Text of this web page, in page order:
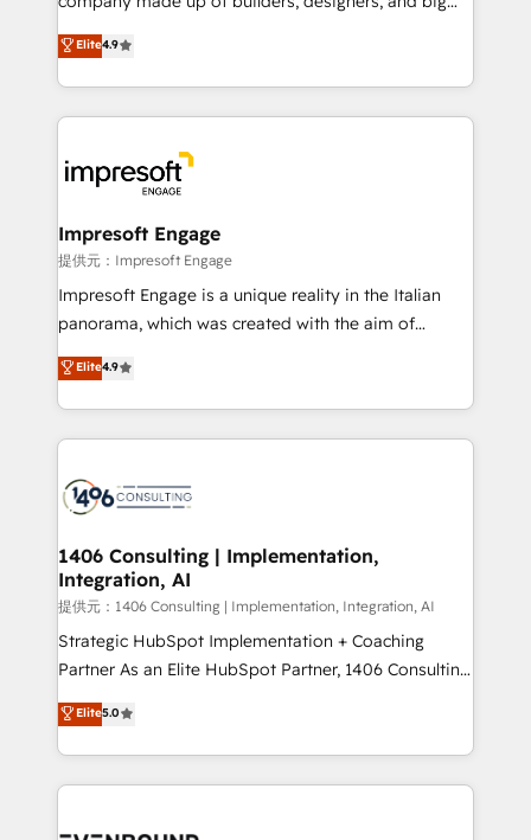
Platform Migration Excellence. • Top 3 Partner of the
Year LATAM 2022, 2023, 2024, 2025. • Partner of the
business with HubSpot? Let Cebra’s experts help
you grow faster, smarter, and with impact.
thinkers. We blend strategy, design, and
development—always fueled by curiosity—to turn
ideas, opportunities, and challenges into meaningful
experiences. To us, technology is more than just
and—most importantly—simple. That’s why we lean
into bold ideas and shape them into thoughtful
products and strategies that actually make a
difference.
Elite4.9
Impresoft Engage
提供元：Impresoft Engage
Impresoft Engage is a unique reality in the Italian
panorama, which was created with the aim of
putting Customer Experience at the center by
creating digital environments capable of integrating
people, processes and data. We offer the best
digital solutions on the market, ranging from CRM
marketing automation to online and offline sales
allowing companies to optimize processes and meet
the needs of the customer. We are part of Impresoft
Group, a group of specialized and complementary
companies that divide their offer into 4
Competence Centers: Smart Manufacturing,
The synergies generated by these integrations,
together with the combination of talents, skills,
to accompany companies on their digital
Elite4.9
1406 Consulting | Implementation,
Integration, AI
提供元：1406 Consulting | Implementation, Integration, AI
Strategic HubSpot Implementation + Coaching
Partner As an Elite HubSpot Partner, 1406 Consulting
helps mid-market revenue teams transform how
they sell, market, and serve. We don't just build your
HubSpot—we teach your team to own it, then stay
to help you keep winning. What We Do ⚙️ CRM
Elite5.0